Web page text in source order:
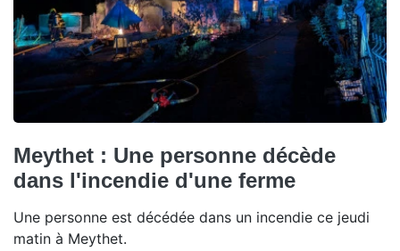
Meythet : Une personne décède
dans l'incendie d'une ferme
Une personne est décédée dans un incendie ce jeudi
matin à Meythet.